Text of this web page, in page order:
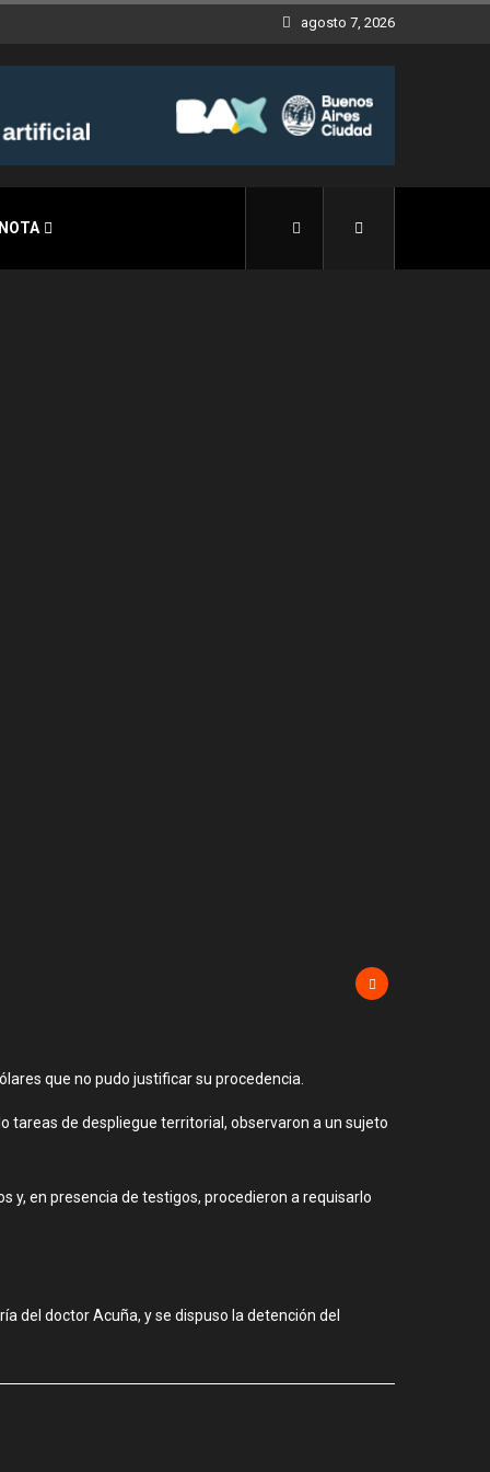
agosto 7, 2026
que no pudo justificar su procedencia.
tareas de despliegue territorial, observaron a un sujeto
y, en presencia de testigos, procedieron a requisarlo
del doctor Acuña, y se dispuso la detención del